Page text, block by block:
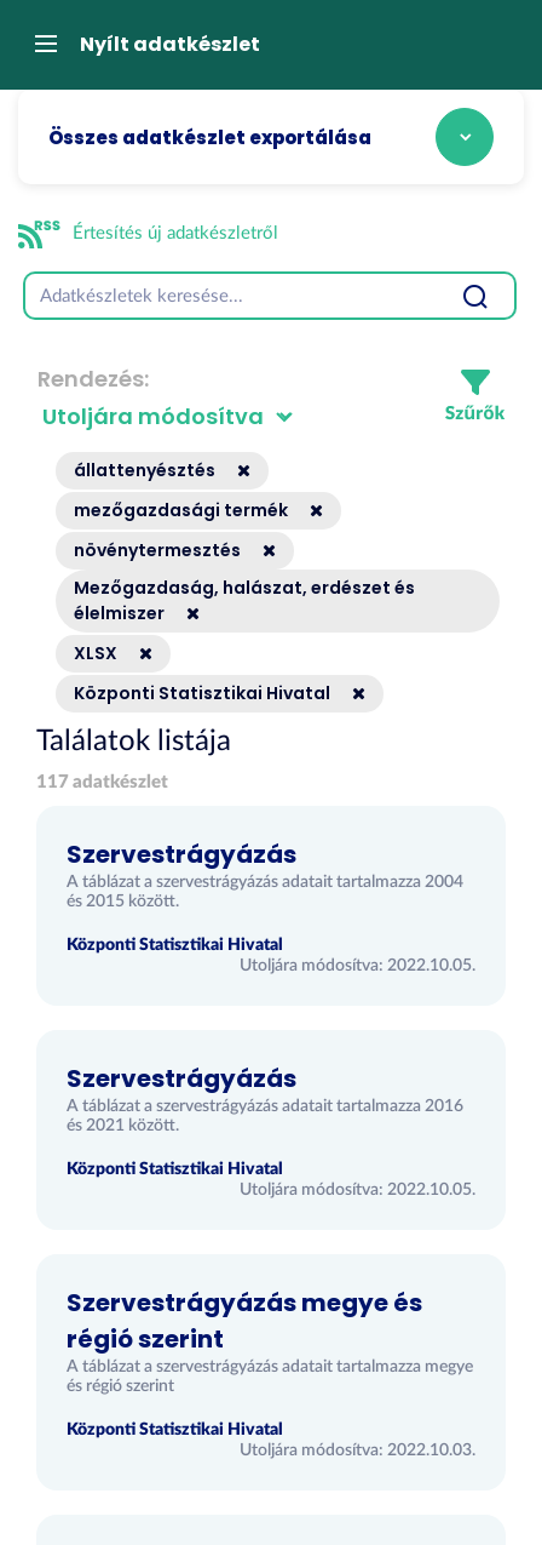
átugrásaNavigációNyílt adatkészlet
Összes adatkészlet exportálása
Értesítés új adatkészletről
Rendezés
állattenyésztés
mezőgazdasági termék
növénytermesztés
Mezőgazdaság, halászat, erdészet és
élelmiszer
XLSX
Központi Statisztikai Hivatal
Találatok listája
117 adatkészlet
Szervestrágyázás
A táblázat a szervestrágyázás adatait tartalmazza 2004
és 2015 között.
Központi Statisztikai Hivatal
Utoljára módosítva: 2022.10.05.
Szervestrágyázás
A táblázat a szervestrágyázás adatait tartalmazza 2016
és 2021 között.
Központi Statisztikai Hivatal
Utoljára módosítva: 2022.10.05.
Szervestrágyázás megye és
régió szerint
A táblázat a szervestrágyázás adatait tartalmazza megye
és régió szerint
Központi Statisztikai Hivatal
Utoljára módosítva: 2022.10.03.